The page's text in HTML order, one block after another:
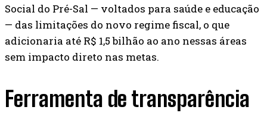
Social do Pré-Sal — voltados para saúde e educação
— das limitações do novo regime fiscal, o que
adicionaria até R$ 1,5 bilhão ao ano nessas áreas
sem impacto direto nas metas.
Ferramenta de transparência